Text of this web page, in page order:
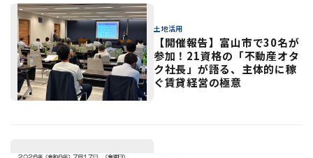
土地活用
【開催報告】富山市で30名が
参加！21資格の「不動産オタ
ク社長」が語る、主体的に稼
ぐ賃貸経営の極意